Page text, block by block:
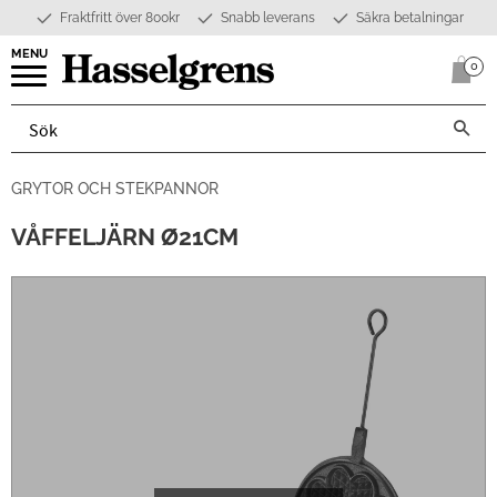
Meny
Fraktfritt över 800kr Snabb leverans Säkra betalningar
0
GRYTOR OCH STEKPANNOR
VÅFFELJÄRN Ø21CM